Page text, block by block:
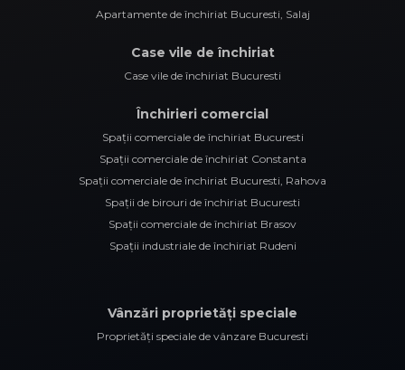
Apartamente de închiriat Bucuresti, Salaj
Case vile de închiriat
Case vile de închiriat Bucuresti
Închirieri comercial
Spații comerciale de închiriat Bucuresti
Spații comerciale de închiriat Constanta
Spații comerciale de închiriat Bucuresti, Rahova
Spații de birouri de închiriat Bucuresti
Spații comerciale de închiriat Brasov
Spații industriale de închiriat Rudeni
Vânzări proprietăți speciale
Proprietăți speciale de vânzare Bucuresti